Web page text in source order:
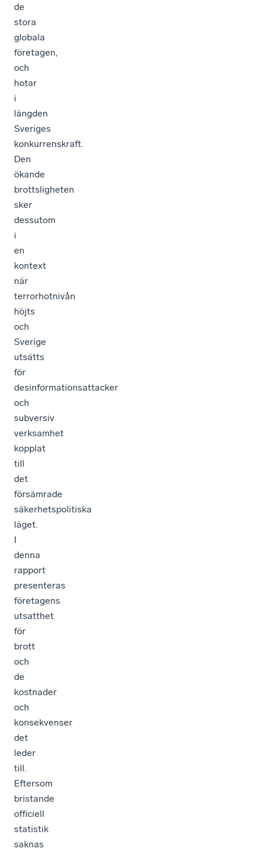
de
stora
globala
företagen,
och
hotar
i
längden
Sveriges
konkurrenskraft.
Den
ökande
brottsligheten
sker
dessutom
i
en
kontext
när
terrorhotnivån
höjts
och
Sverige
utsätts
för
desinformationsattacker
och
subversiv
verksamhet
kopplat
till
det
försämrade
säkerhetspolitiska
läget.
I
denna
rapport
presenteras
företagens
utsatthet
för
brott
och
de
kostnader
och
konsekvenser
det
leder
till.
Eftersom
bristande
officiell
statistik
saknas